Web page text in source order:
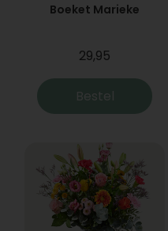
Boeket Marieke
29,95
Bestel